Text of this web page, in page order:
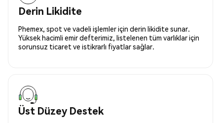
Derin Likidite
Phemex, spot ve vadeli işlemler için derin likidite sunar.
Yüksek hacimli emir defterimiz, listelenen tüm varlıklar için
sorunsuz ticaret ve istikrarlı fiyatlar sağlar.
Üst Düzey Destek